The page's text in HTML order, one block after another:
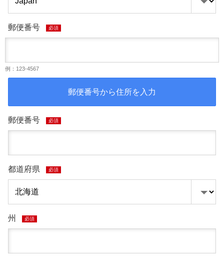
郵便番号 必須
例：123-4567
郵便番号から住所を入力
郵便番号 必須
都道府県 必須
州 必須